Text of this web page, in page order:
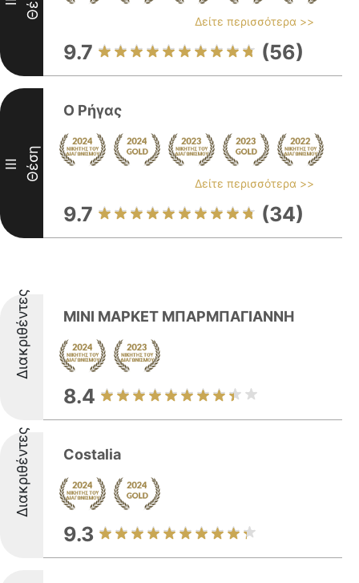
Δείτε περισσότερα >>
9.7 (56)
III Θέση
Ο Ρήγας
Δείτε περισσότερα >>
9.7 (34)
Διακριθέντες ΜΙΝΙ ΜΑΡΚΕΤ ΜΠΑΡΜΠΑΓΙΑΝΝΗ
8.4
Διακριθέντες Costalia
9.3